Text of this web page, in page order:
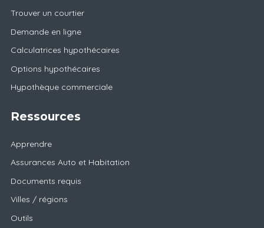
Trouver un courtier
Demande en ligne
Calculatrices hypothécaires
Options hypothécaires
Hypothèque commerciale
Ressources
Apprendre
Assurances Auto et Habitation
Documents requis
Villes / régions
Outils